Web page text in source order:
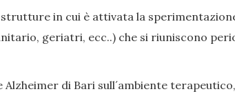
in cui è attivata la
geriatri, ecc..) che si riuniscono
di Bari sull´ambiente